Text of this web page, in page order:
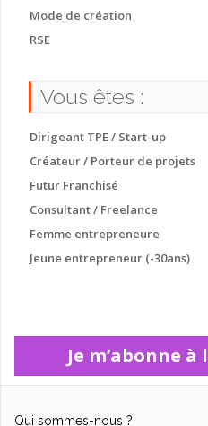
Mode de création
RSE
Vous êtes :
Dirigeant TPE / Start-up
Créateur / Porteur de projets
Futur Franchisé
Consultant / Freelance
Femme entrepreneure
Jeune entrepreneur (-30ans)
Je m’abonne
Qui sommes-nous ?